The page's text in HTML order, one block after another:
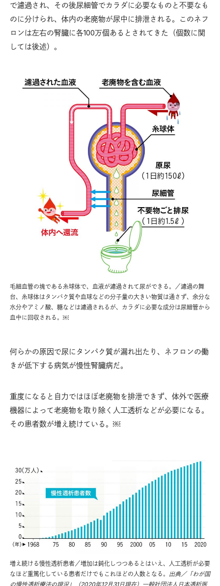
で濾過され、その後尿細管でカラダに必要なものと不要なも
のに分けられ、体内の老廃物が尿中に排泄される。このネフ
ロンは左右の腎臓に各100万個あるとされてきた（個数に関
しては後述）。
毛細血管の塊である糸球体で、血液が濾過されて尿ができる。／濾過の舞
台、糸球体はタンパク質や血球などの分子量の大きい物質は通さず、余分な
水分やアミノ酸、糖などは濾過されるが、カラダに必要な成分は尿細管から
血中に回収される。￼
何らかの原因で尿にタンパク質が漏れ出たり、ネフロンの働
きが低下する病気が慢性腎臓病だ。
重度になると自力ではほぼ老廃物を排泄できず、体外で医療
機器によって老廃物を取り除く人工透析などが必要になる。
その患者数が増え続けている。￼
増え続ける慢性透析患者／増加は鈍化しつつあるとはいえ、人工透析が必要
なほど重篤化している患者だけでもこれほどの人数となる。 出典／「わが国
の慢性透析療法の現況」（2020年12月31日現在）一般社団法人日本透析医